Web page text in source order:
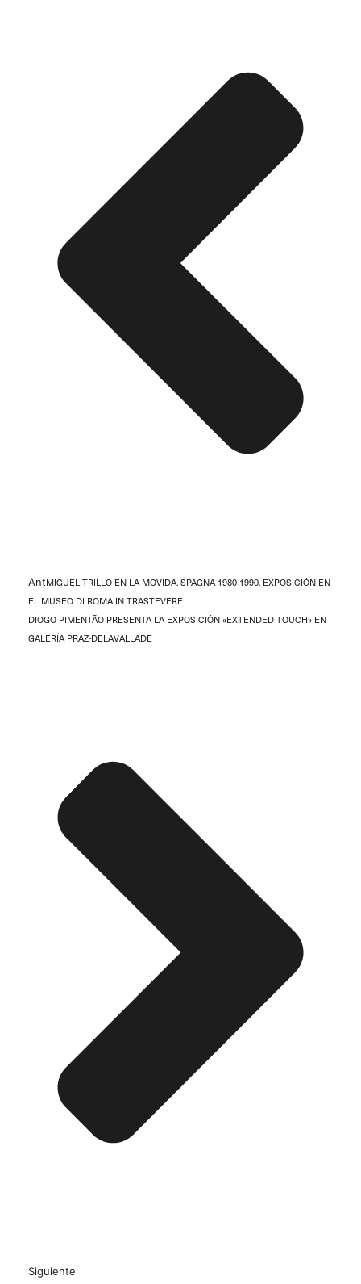
AntMIGUEL TRILLO EN LA MOVIDA. SPAGNA 1980-1990. EXPOSICIÓN EN
EL MUSEO DI ROMA IN TRASTEVERE
DIOGO PIMENTÃO PRESENTA LA EXPOSICIÓN «EXTENDED TOUCH» EN
GALERÍA PRAZ-DELAVALLADE
Siguiente